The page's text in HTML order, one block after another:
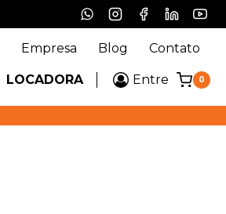
Empresa Blog Contato
LOCADORA Entre 0